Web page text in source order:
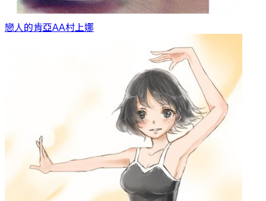
戀人的肯亞AA村上娜